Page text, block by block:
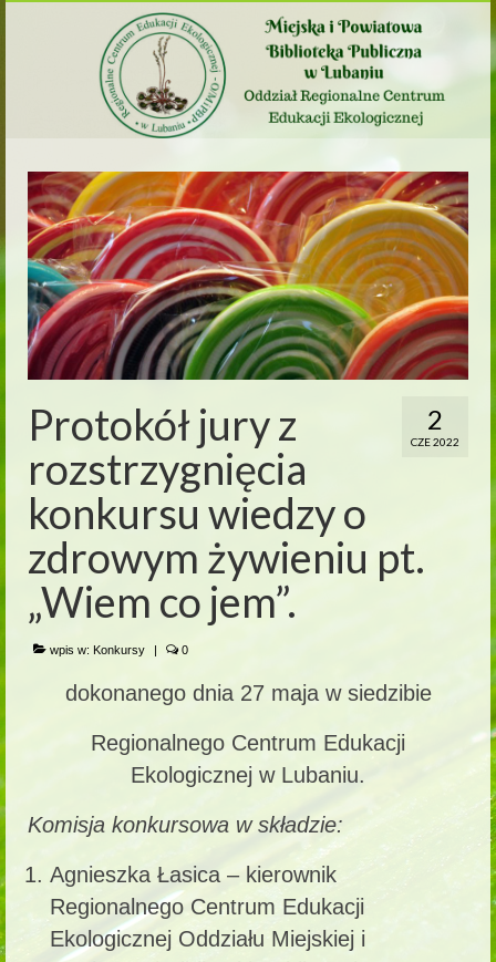
2
CZE 2022
Protokół jury z
rozstrzygnięcia
konkursu wiedzy o
zdrowym żywieniu pt.
„Wiem co jem”.
wpis w: Konkursy | 0
dokonanego dnia 27 maja w siedzibie
Regionalnego Centrum Edukacji
Ekologicznej w Lubaniu.
Komisja konkursowa w składzie:
Agnieszka Łasica – kierownik
Regionalnego Centrum Edukacji
Ekologicznej Oddziału Miejskiej i